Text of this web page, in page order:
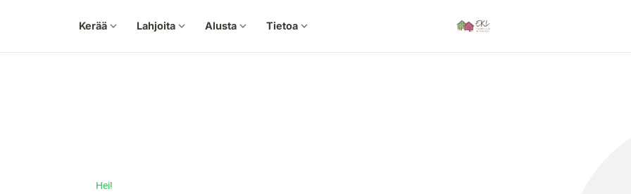
Kerää expand_more Lahjoita expand_more Alusta expand_more Tietoa expand_more
Hei!